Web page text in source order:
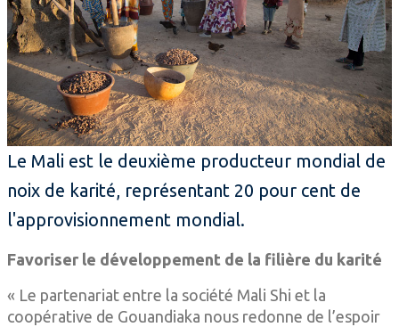
Le Mali est le deuxième producteur mondial de
noix de karité, représentant 20 pour cent de
l'approvisionnement mondial.
Favoriser le développement de la filière du karité
« Le partenariat entre la société Mali Shi et la
coopérative de Gouandiaka nous redonne de l’espoir